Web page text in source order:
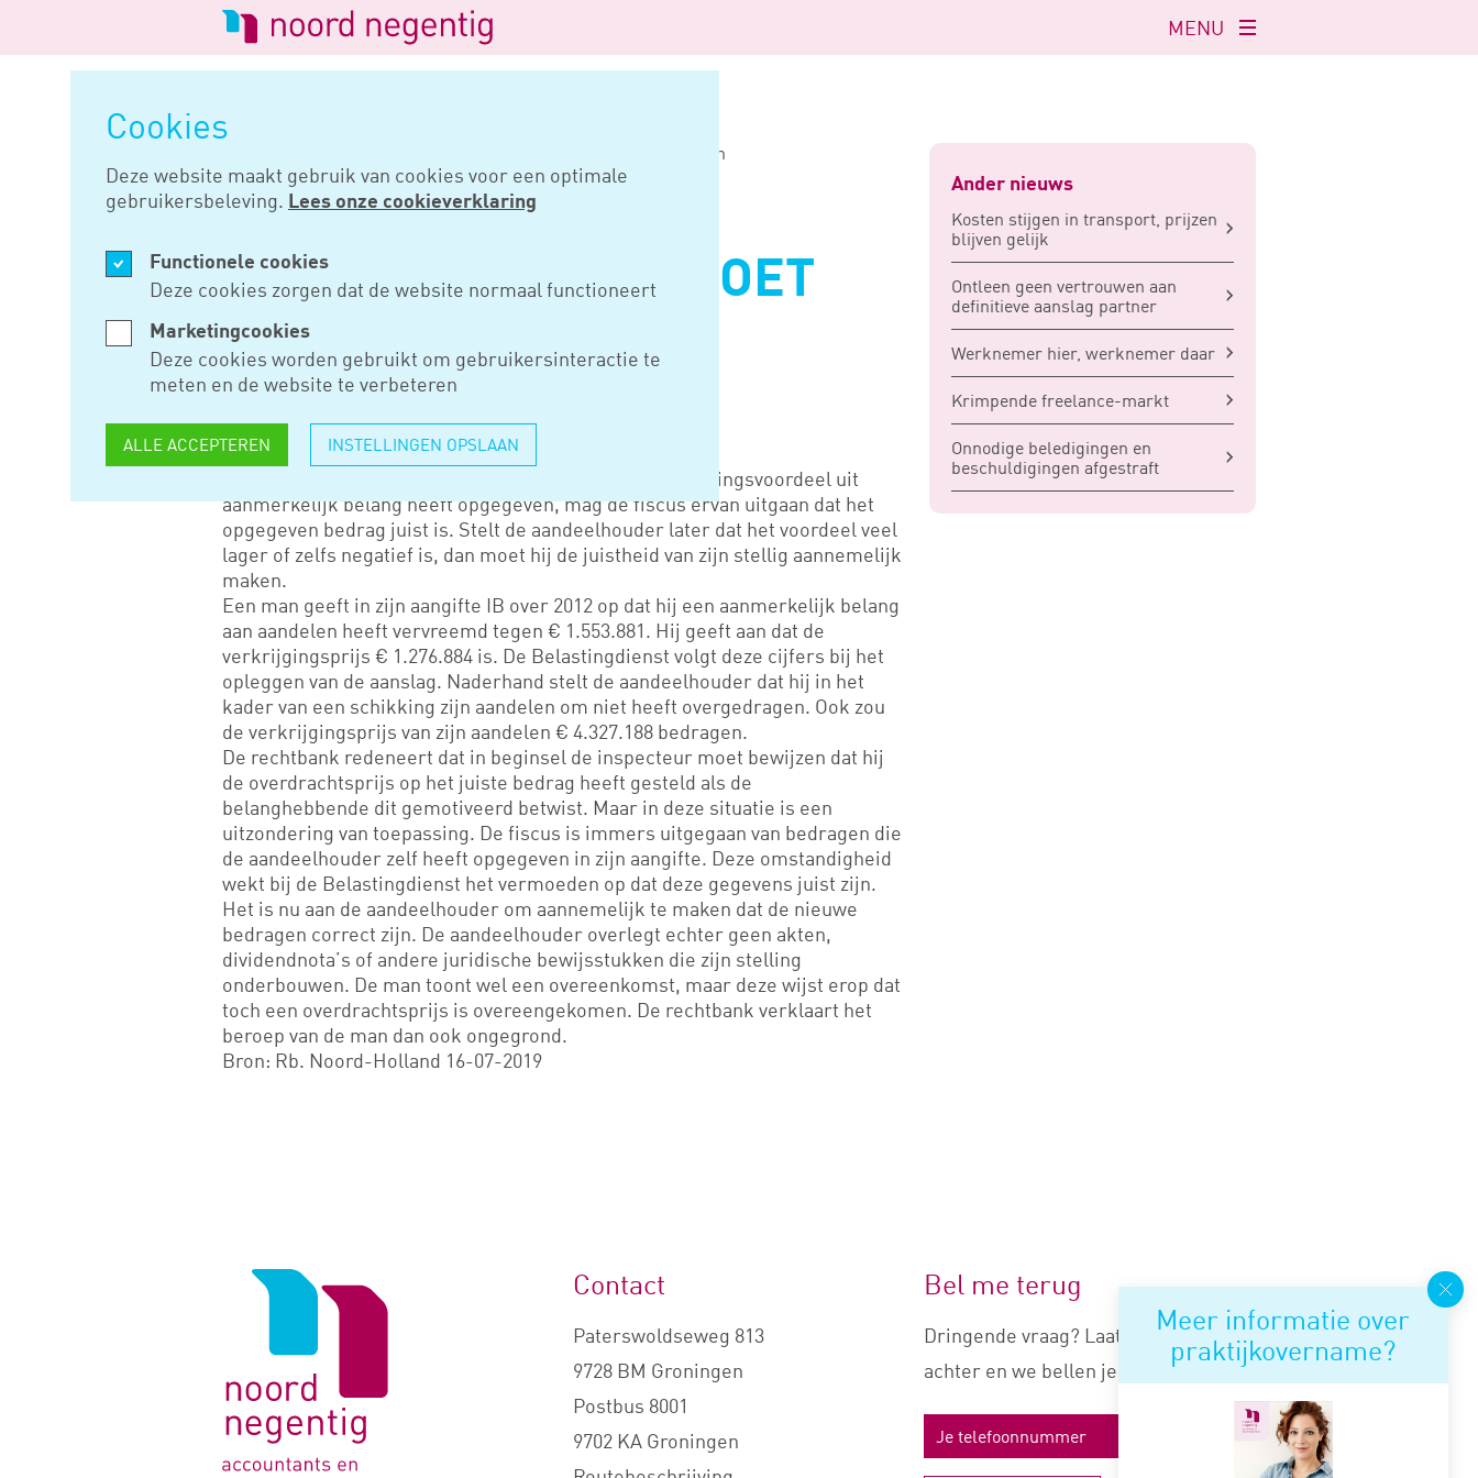
Cookies
Deze website maakt gebruik van cookies voor een optimale
gebruikersbeleving. Lees onze cookieverklaring
Functionele cookies
Deze cookies zorgen dat de website normaal functioneert
Marketingcookies
Deze cookies worden gebruikt om gebruikersinteractie te
meten en de website te verbeteren
ALLE ACCEPTEREN INSTELLINGEN OPSLAAN
Logo
van
Noord
Negentig
Navigatie
openen
MENU
Aandeelhouder moet eigen correctie bewijzen
AUG 28, 2019
AANDEELHOUDER MOET
EIGEN CORRECTIE
BEWIJZEN
Als een aandeelhouder in zijn aangifte IB een vervreemdingsvoordeel uit
aanmerkelijk belang heeft opgegeven, mag de fiscus ervan uitgaan dat het
opgegeven bedrag juist is. Stelt de aandeelhouder later dat het voordeel veel
lager of zelfs negatief is, dan moet hij de juistheid van zijn stellig aannemelijk
maken.
Een man geeft in zijn aangifte IB over 2012 op dat hij een aanmerkelijk belang
aan aandelen heeft vervreemd tegen € 1.553.881. Hij geeft aan dat de
verkrijgingsprijs € 1.276.884 is. De Belastingdienst volgt deze cijfers bij het
opleggen van de aanslag. Naderhand stelt de aandeelhouder dat hij in het
kader van een schikking zijn aandelen om niet heeft overgedragen. Ook zou
de verkrijgingsprijs van zijn aandelen € 4.327.188 bedragen.
De rechtbank redeneert dat in beginsel de inspecteur moet bewijzen dat hij
de overdrachtsprijs op het juiste bedrag heeft gesteld als de
belanghebbende dit gemotiveerd betwist. Maar in deze situatie is een
uitzondering van toepassing. De fiscus is immers uitgegaan van bedragen die
de aandeelhouder zelf heeft opgegeven in zijn aangifte. Deze omstandigheid
wekt bij de Belastingdienst het vermoeden op dat deze gegevens juist zijn.
Het is nu aan de aandeelhouder om aannemelijk te maken dat de nieuwe
bedragen correct zijn. De aandeelhouder overlegt echter geen akten,
dividendnota’s of andere juridische bewijsstukken die zijn stelling
onderbouwen. De man toont wel een overeenkomst, maar deze wijst erop dat
toch een overdrachtsprijs is overeengekomen. De rechtbank verklaart het
beroep van de man dan ook ongegrond.
Bron: Rb. Noord-Holland 16-07-2019
Ander nieuws
Kosten stijgen in transport, prijzen
blijven gelijk
Ontleen geen vertrouwen aan
definitieve aanslag partner
Werknemer hier, werknemer daar
Krimpende freelance-markt
Onnodige beledigingen en
beschuldigingen afgestraft
Meer informatie over
praktijkovername?
Logo
Contact
Paterswoldseweg 813
9728 BM Groningen
Postbus 8001
9702 KA Groningen
Bel me terug
Dringende vraag? Laat je nummer
achter en we bellen je snel terug.